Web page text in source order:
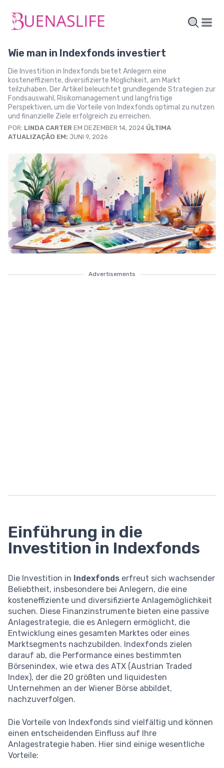
Wie man in Indexfonds investiert
Die Investition in Indexfonds bietet Anlegern eine
kosteneffiziente, diversifizierte Möglichkeit, am Markt
teilzuhaben. Der Artikel beleuchtet grundlegende Strategien zur
Fondsauswahl, Risikomanagement und langfristige
Perspektiven, um die Vorteile von Indexfonds optimal zu nutzen
und finanzielle Ziele erfolgreich zu erreichen.
POR: LINDA CARTER EM DEZEMBER 14, 2024 ÚLTIMA
ATUALIZAÇÃO EM: JUNI 9, 2026
Advertisements
Einführung in die
Investition in Indexfonds
Die Investition in Indexfonds erfreut sich wachsender
Beliebtheit, insbesondere bei Anlegern, die eine
kosteneffiziente und diversifizierte Anlagemöglichkeit
suchen. Diese Finanzinstrumente bieten eine passive
Anlagestrategie, die es Anlegern ermöglicht, die
Entwicklung eines gesamten Marktes oder eines
Marktsegments nachzubilden. Indexfonds zielen
darauf ab, die Performance eines bestimmten
Börsenindex, wie etwa des ATX (Austrian Traded
Index), der die 20 größten und liquidesten
Unternehmen an der Wiener Börse abbildet,
nachzuverfolgen.
Die Vorteile von Indexfonds sind vielfältig und können
einen entscheidenden Einfluss auf Ihre
Anlagestrategie haben. Hier sind einige wesentliche
Vorteile: